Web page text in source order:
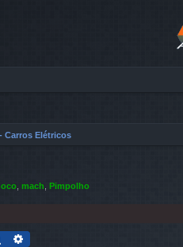
Carros Elétricos
mach Pimpolho
Pesquisar